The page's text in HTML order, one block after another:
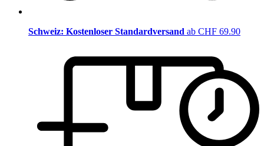
Schweiz: Kostenloser Standardversand ab CHF 69.90